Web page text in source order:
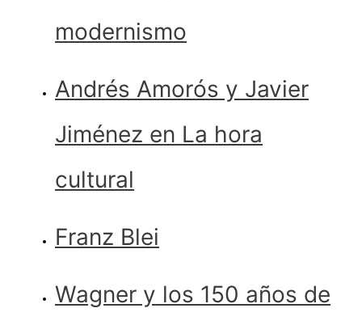
modernismo
Andrés Amorós y Javier
Jiménez en La hora
cultural
Franz Blei
Wagner y los 150 años de